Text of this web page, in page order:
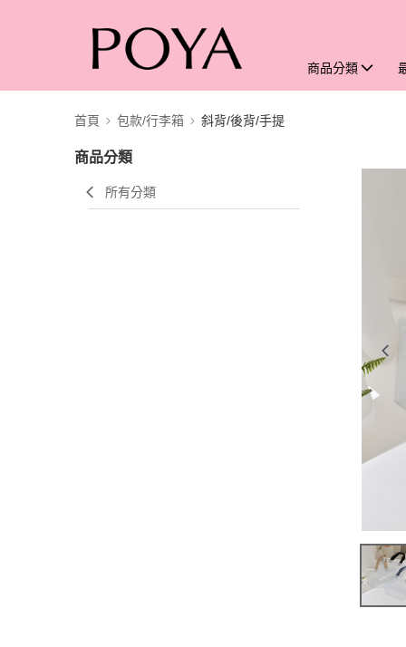
商品分類
首頁 包款/行李箱 斜背/後背/手提
商品分類
所有分類